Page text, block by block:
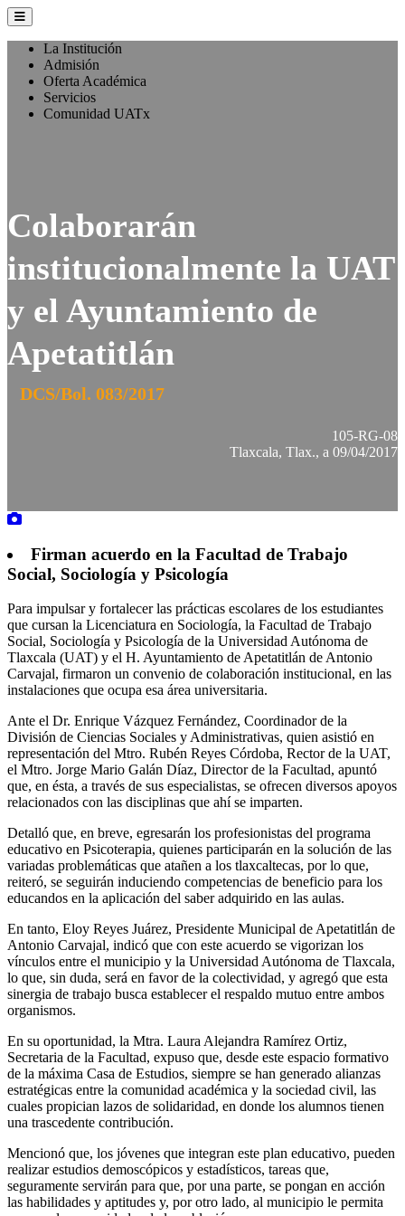
La Institución
Admisión
Oferta Académica
Servicios
Comunidad UATx
Colaborarán
institucionalmente la UAT
y el Ayuntamiento de
Apetatitlán
DCS/Bol. 083/2017
105-RG-08
Tlaxcala, Tlax., a 09/04/2017
Firman acuerdo en la Facultad de Trabajo
Social, Sociología y Psicología
Para impulsar y fortalecer las prácticas escolares de los estudiantes
que cursan la Licenciatura en Sociología, la Facultad de Trabajo
Social, Sociología y Psicología de la Universidad Autónoma de
Tlaxcala (UAT) y el H. Ayuntamiento de Apetatitlán de Antonio
Carvajal, firmaron un convenio de colaboración institucional, en las
instalaciones que ocupa esa área universitaria.
Ante el Dr. Enrique Vázquez Fernández, Coordinador de la
División de Ciencias Sociales y Administrativas, quien asistió en
representación del Mtro. Rubén Reyes Córdoba, Rector de la UAT,
el Mtro. Jorge Mario Galán Díaz, Director de la Facultad, apuntó
que, en ésta, a través de sus especialistas, se ofrecen diversos apoyos
relacionados con las disciplinas que ahí se imparten.
Detalló que, en breve, egresarán los profesionistas del programa
educativo en Psicoterapia, quienes participarán en la solución de las
variadas problemáticas que atañen a los tlaxcaltecas, por lo que,
reiteró, se seguirán induciendo competencias de beneficio para los
educandos en la aplicación del saber adquirido en las aulas.
En tanto, Eloy Reyes Juárez, Presidente Municipal de Apetatitlán de
Antonio Carvajal, indicó que con este acuerdo se vigorizan los
vínculos entre el municipio y la Universidad Autónoma de Tlaxcala,
lo que, sin duda, será en favor de la colectividad, y agregó que esta
sinergia de trabajo busca establecer el respaldo mutuo entre ambos
organismos.
En su oportunidad, la Mtra. Laura Alejandra Ramírez Ortiz,
Secretaria de la Facultad, expuso que, desde este espacio formativo
de la máxima Casa de Estudios, siempre se han generado alianzas
estratégicas entre la comunidad académica y la sociedad civil, las
cuales propician lazos de solidaridad, en donde los alumnos tienen
una trascedente contribución.
Mencionó que, los jóvenes que integran este plan educativo, pueden
realizar estudios demoscópicos y estadísticos, tareas que,
seguramente servirán para que, por una parte, se pongan en acción
las habilidades y aptitudes y, por otro lado, al municipio le permita